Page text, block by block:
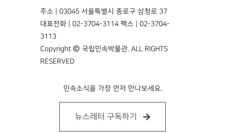
주소 | 03045 서울특별시 종로구 삼청로 37
대표전화 | 02-3704-3114 팩스 | 02-3704-
3113
Copyright © 국립민속박물관. ALL RIGHTS
RESERVED
민속소식을 가장 먼저 만나보세요.
뉴스레터 구독하기